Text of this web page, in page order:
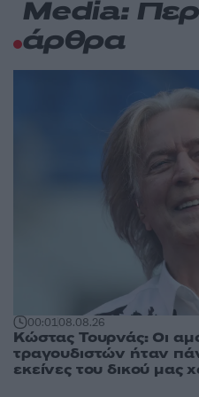
Media:
άρθρα
00:0108.08.26
Κώστας Τουρνάς: Οι
τραγουδιστών ήταν
εκείνες του δικού μας